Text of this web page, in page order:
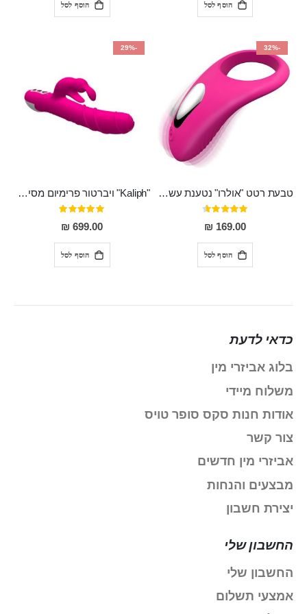
הוסף לסל הוסף לסל
-32%
טבעת רטט "אולרו" נטענת עשויה סיליקון רפואי עם רטט חזק ומטריף חושים
דירוג:
91%
169.00 ₪
הוסף לסל
-29%
"Kaliph" ויברטור פרימיום מסיליקון רפואי , נטען, שקט במיוחד, מסתובב ומתפתל, שמנמן עם חדירה 14 סמ
דירוג:
100%
699.00 ₪
הוסף לסל
כדאי לדעת
בלוג אביזרי מין
משלוח מיידי
אודות חנות סקס סופר טויס
צור קשר
אביזרי מין חדשים
מבצעים והנחות
יצירת חשבון
החשבון שלי
החשבון שלי
אמצעי תשלום